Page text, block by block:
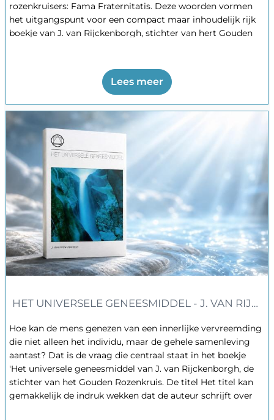
rozenkruisers: Fama Fraternitatis. Deze woorden vormen
het uitgangspunt voor een compact maar inhoudelijk rijk
boekje van J. van Rijckenborgh, stichter van hert Gouden
waarin krachten, substanties en levensvelden voortdurend
Lees meer
HET UNIVERSELE GENEESMIDDEL - J. VAN
Hoe kan de mens genezen van een innerlijke vervreemding
die niet alleen het individu, maar de gehele samenleving
aantast? Dat is de vraag die centraal staat in het boekje
'Het universele geneesmiddel van J. van Rijckenborgh, de
stichter van het Gouden Rozenkruis. De titel Het titel kan
gemakkelijk de indruk wekken dat de auteur schrijft over